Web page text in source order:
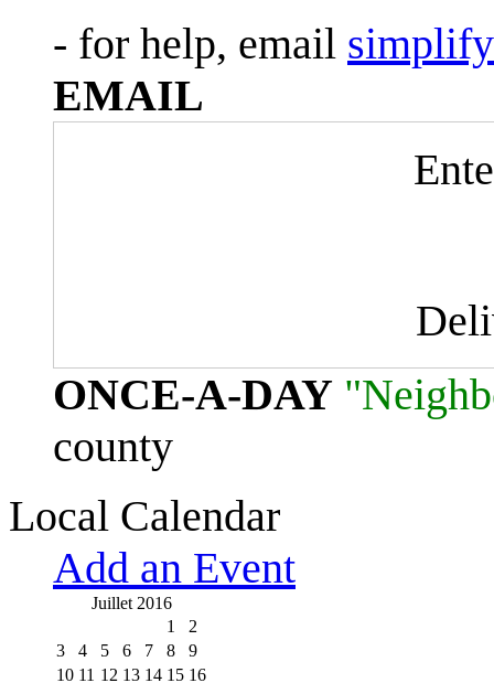
- for help, email
EMAIL
ONCE-A-DAY
county
Local Calendar
Add an Event
Juillet 2016
1
2
3
4 5 6 7 8
9
10 11 12 13 14 15 16